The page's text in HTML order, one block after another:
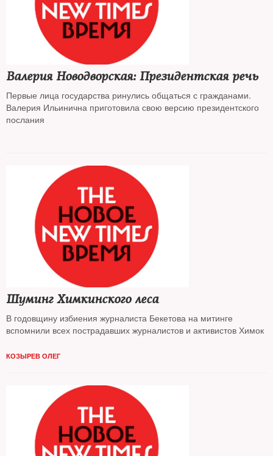
Валерия Новодворская: Президентская речь
Первые лица государства ринулись общаться с гражданами.
Валерия Ильинична приготовила свою версию президентского
послания
Шуминг Химкинского леса
В годовщину избиения журналиста Бекетова на митинге
вспомнили всех пострадавших журналистов и активистов Химок
КОЗЫРЕВ ОЛЕГ